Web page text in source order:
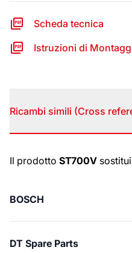
Scheda tecnica
Istruzioni di
Ricambi simili (Cross
Ricambi simili
Il prodotto ST700V
BOSCH
DT Spare Parts